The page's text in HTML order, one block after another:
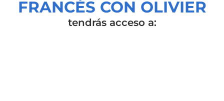
FRANCÉS CON OLIVIER
tendrás acceso a: